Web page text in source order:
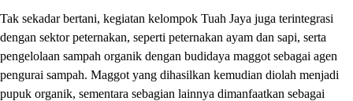
Tak sekadar bertani, kegiatan kelompok Tuah Jaya juga terintegrasi
dengan sektor peternakan, seperti peternakan ayam dan sapi, serta
pengelolaan sampah organik dengan budidaya maggot sebagai agen
pengurai sampah. Maggot yang dihasilkan kemudian diolah menjadi
pupuk organik, sementara sebagian lainnya dimanfaatkan sebagai